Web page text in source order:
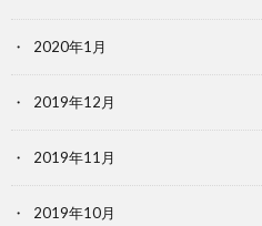
2020年1月
2019年12月
2019年11月
2019年10月